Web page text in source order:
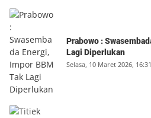
Prabowo :
Lagi Diperlukan
Selasa, 10 Maret 2026,